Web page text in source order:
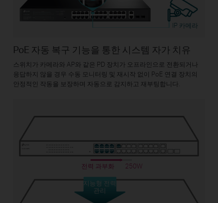
IP 카메라
PoE 자동 복구 기능을 통한 시스템 자가 치유
스위치가 카메라와 AP와 같은 PD 장치가 오프라인으로 전환되거나
응답하지 않을 경우 수동 모니터링 및 재시작 없이 PoE 연결 장치의
안정적인 작동을 보장하며 자동으로 감지하고 재부팅합니다.
전력 과부화 250W
지능형 전력
관리